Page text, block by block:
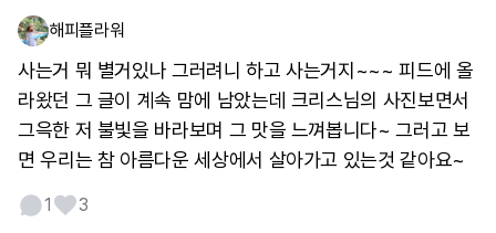
해피플라워
사는거 뭐 별거있나 그러려니 하고 사는거지~~~ 피드에 올
라왔던 그 글이 계속 맘에 남았는데 크리스님의 사진보면서
그윽한 저 불빛을 바라보며 그 맛을 느껴봅니다~ 그러고 보
면 우리는 참 아름다운 세상에서 살아가고 있는것 같아요~
1 3